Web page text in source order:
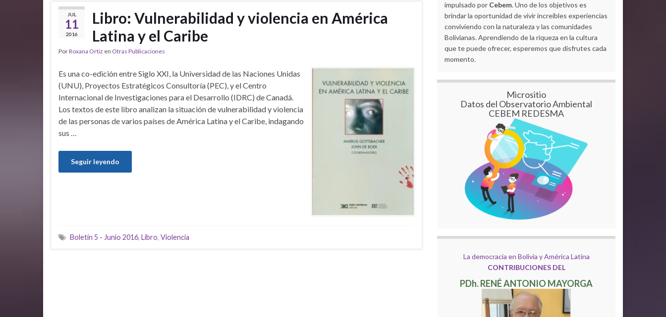
JUL
11
2016
Libro: Vulnerabilidad y violencia en América
Latina y el Caribe
PorRoxana Ortiz en Otras Publicaciones
Es una co-edición entre Siglo XXI, la Universidad de las Naciones Unidas
(UNU), Proyectos Estratégicos Consultoría (PEC), y el Centro
Internacional de Investigaciones para el Desarrollo (IDRC) de Canadá.
Los textos de este libro analizan la situación de vulnerabilidad y violencia
de las personas de varios países de América Latina y el Caribe, indagando
sus …
Seguir leyendo
Boletín 5 - Junio 2016, Libro, Violencia
impulsado por Cebem. Uno de los objetivos es
brindar la oportunidad de vivir increíbles experiencias
conviviendo con la naturaleza y las comunidades
Bolivianas. Aprendiendo de la riqueza en la cultura
que te puede ofrecer, esperemos que disfrutes cada
momento.
Micrositio
Datos del Observatorio Ambiental
CEBEM REDESMA
La democracia en Bolivia y América Latina
CONTRIBUCIONES DEL
PDh. RENÉ ANTONIO MAYORGA